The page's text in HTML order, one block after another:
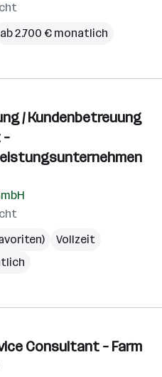
ab 2.700 € monatlich
/ Kundenbetreuung
Vollzeit
Consultant – Farm